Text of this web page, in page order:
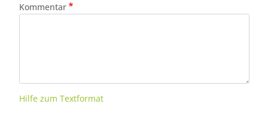
Kommentar
Hilfe zum Textformat